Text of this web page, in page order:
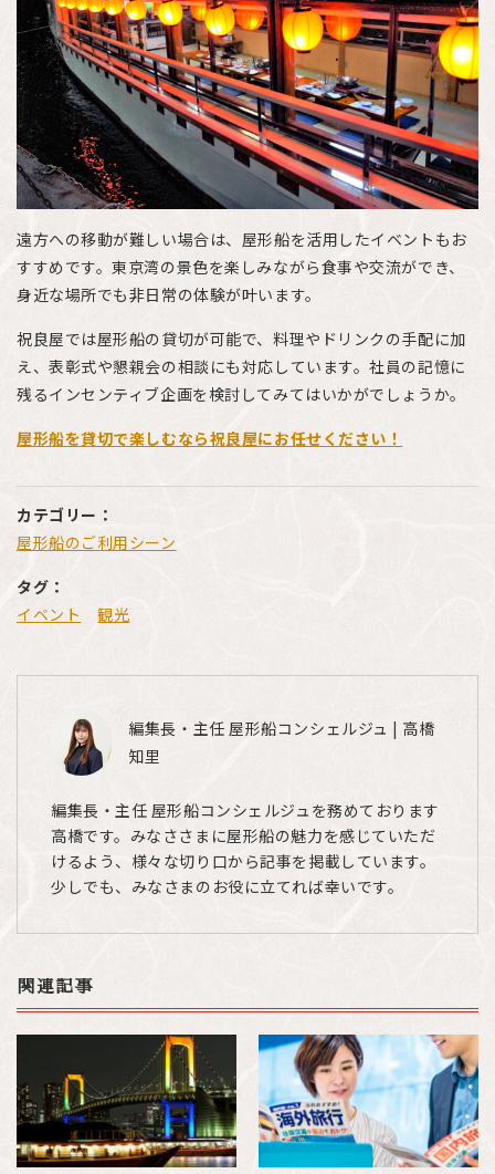
遠方への移動が難しい場合は、屋形船を活用したイベントもお
すすめです。東京湾の景色を楽しみながら食事や交流ができ、
身近な場所でも非日常の体験が叶います。
祝良屋では屋形船の貸切が可能で、料理やドリンクの手配に加
え、表彰式や懇親会の相談にも対応しています。社員の記憶に
残るインセンティブ企画を検討してみてはいかがでしょうか。
屋形船を貸切で楽しむなら祝良屋にお任せください！
カテゴリー：
屋形船のご利用シーン
タグ：
イベント
観光
編集長・主任 屋形船コンシェルジュ | 高橋
知里
編集長・主任 屋形船コンシェルジュを務めております
高橋です。みなささまに屋形船の魅力を感じていただ
けるよう、様々な切り口から記事を掲載しています。
少しでも、みなさまのお役に立てれば幸いです。
関連記事